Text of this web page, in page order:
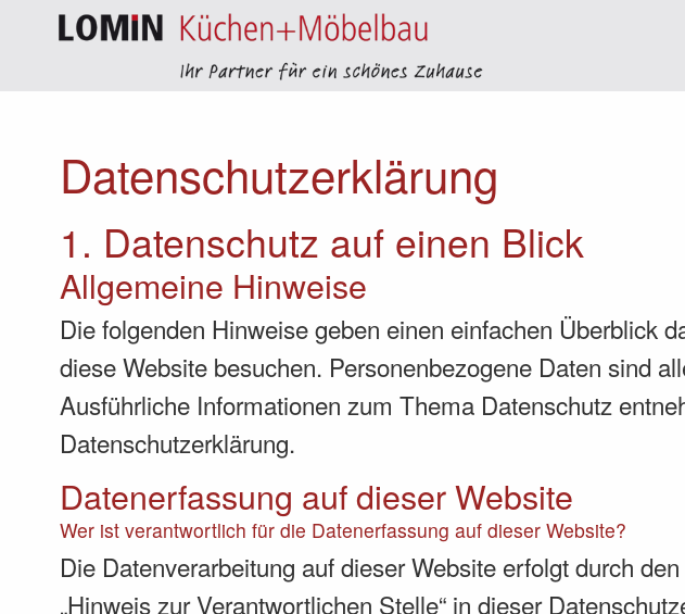
Datenschutz­erklärung
1. Datenschutz auf einen Blick
Allgemeine Hinweise
Die folgenden Hinweise geben einen einfachen Überblick
diese Website besuchen. Personenbezogene Daten sind
Ausführliche Informationen zum Thema Datenschutz
Datenschutzerklärung.
Datenerfassung auf dieser Website
Wer ist verantwortlich für die Datenerfassung auf dieser Website?
Die Datenverarbeitung auf dieser Website erfolgt durch
„Hinweis zur Verantwortlichen Stelle“ in dieser